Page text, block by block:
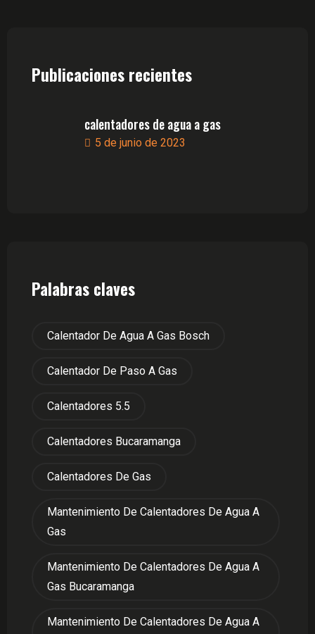
Publicaciones recientes
calentadores de agua a gas
5 de junio de 2023
Palabras claves
Calentador De Agua A Gas Bosch
Calentador De Paso A Gas
Calentadores 5.5
Calentadores Bucaramanga
Calentadores De Gas
Mantenimiento De Calentadores De Agua A
Gas
Mantenimiento De Calentadores De Agua A
Gas Bucaramanga
Mantenimiento De Calentadores De Agua A